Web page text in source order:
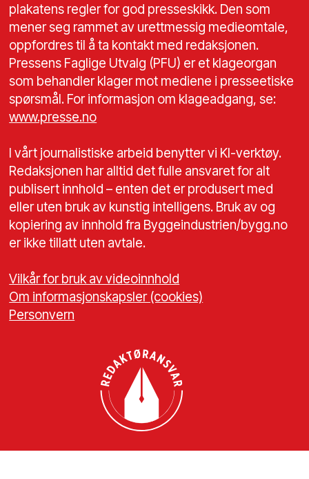
plakatens regler for god presseskikk. Den som
mener seg rammet av urettmessig medieomtale,
oppfordres til å ta kontakt med redaksjonen.
Pressens Faglige Utvalg (PFU) er et klageorgan
som behandler klager mot mediene i presseetiske
spørsmål. For informasjon om klageadgang, se:
www.presse.no
I vårt journalistiske arbeid benytter vi KI-verktøy.
Redaksjonen har alltid det fulle ansvaret for alt
publisert innhold – enten det er produsert med
eller uten bruk av kunstig intelligens. Bruk av og
kopiering av innhold fra Byggeindustrien/bygg.no
er ikke tillatt uten avtale.
Vilkår for bruk av videoinnhold
Om informasjonskapsler (cookies)
Personvern